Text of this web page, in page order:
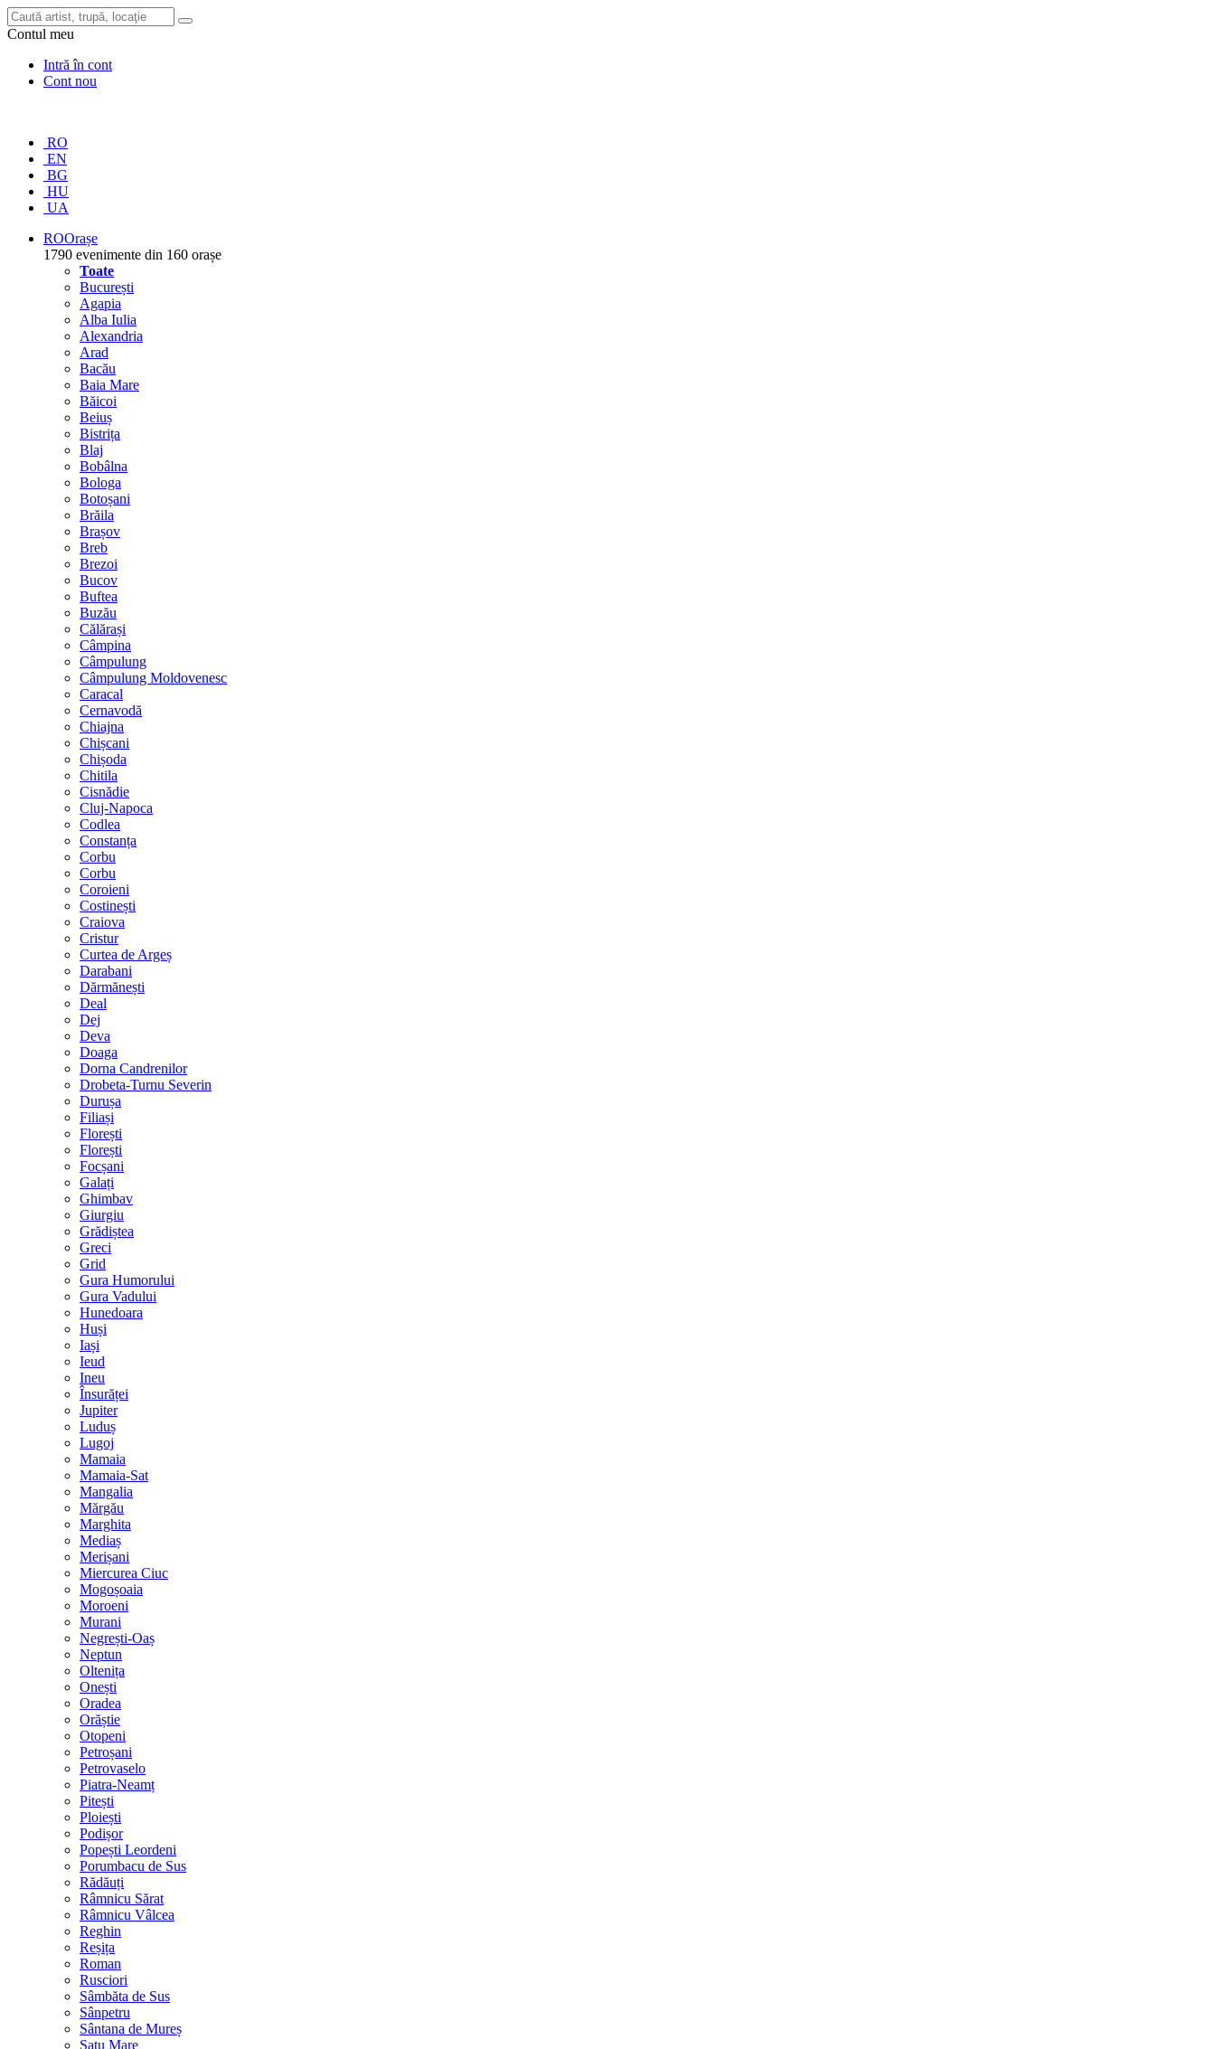
Contul meu
Intră în cont
Cont nou
RO
EN
BG
HU
UA
ROOrașe
1790 evenimente din 160 orașe
Toate
București
Agapia
Alba Iulia
Alexandria
Arad
Bacău
Baia Mare
Băicoi
Beiuș
Bistrița
Blaj
Bobâlna
Bologa
Botoșani
Brăila
Brașov
Breb
Brezoi
Bucov
Buftea
Buzău
Călărași
Câmpina
Câmpulung
Câmpulung Moldovenesc
Caracal
Cernavodă
Chiajna
Chișcani
Chișoda
Chitila
Cisnădie
Cluj-Napoca
Codlea
Constanța
Corbu
Corbu
Coroieni
Costinești
Craiova
Cristur
Curtea de Argeș
Darabani
Dărmănești
Deal
Dej
Deva
Doaga
Dorna Candrenilor
Drobeta-Turnu Severin
Durușa
Filiași
Florești
Florești
Focșani
Galați
Ghimbav
Giurgiu
Grădiștea
Greci
Grid
Gura Humorului
Gura Vadului
Hunedoara
Huși
Iași
Ieud
Ineu
Însurăței
Jupiter
Luduș
Lugoj
Mamaia
Mamaia-Sat
Mangalia
Mărgău
Marghita
Mediaș
Merișani
Miercurea Ciuc
Mogoșoaia
Moroeni
Murani
Negrești-Oaș
Neptun
Oltenița
Onești
Oradea
Orăștie
Otopeni
Petroșani
Petrovaselo
Piatra-Neamț
Pitești
Ploiești
Podișor
Popești Leordeni
Porumbacu de Sus
Rădăuți
Râmnicu Sărat
Râmnicu Vâlcea
Reghin
Reșița
Roman
Rusciori
Sâmbăta de Sus
Sânpetru
Sântana de Mureș
Satu Mare